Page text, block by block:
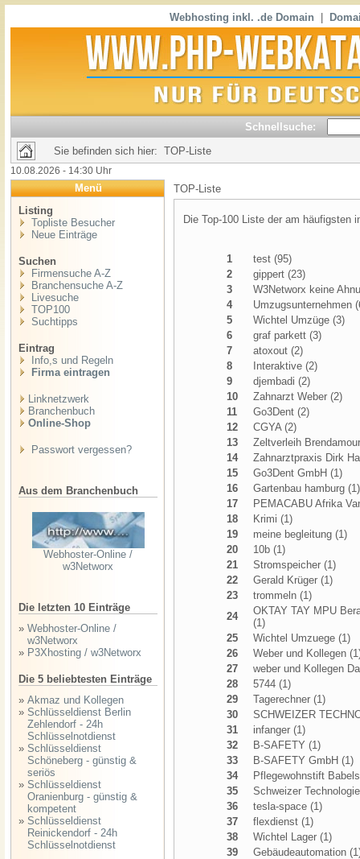
Webhosting inkl. .de Domain
Schnellsuche:
Sie befinden sich hier: TOP-Liste
10.08.2026 - 14:30 Uhr
Menü
Listing
Topliste Besucher
Neue Einträge
Suchen
Firmensuche A-Z
Branchensuche A-Z
Livesuche
TOP100
Suchtipps
Eintrag
Info,s und Regeln
Firma eintragen
Linknetzwerk
Branchenbuch
Online-Shop
Passwort vergessen?
Aus dem Branchenbuch
Webhoster-Online /
w3Networx
Die letzten 10 Einträge
» Webhoster-Online /
w3Networx
» P3Xhosting / w3Networx
Die 5 beliebtesten Einträge
» Akmaz und Kollegen
» Schlüsseldienst Berlin
Zehlendorf - 24h
Schlüsselnotdienst
» Schlüsseldienst
Schöneberg - günstig &
seriös
» Schlüsseldienst
Oranienburg - günstig &
kompetent
» Schlüsseldienst
Reinickendorf - 24h
Schlüsselnotdienst
TOP-Liste
Die Top-100 Liste der am häufigsten
1
test (95)
2
gippert (23)
3
W3Networx keine
4
Umzugsunternehmen
5
Wichtel Umzüge (3)
6
graf parkett (3)
7
atoxout (2)
8
Interaktive (2)
9
djembadi (2)
10
Zahnarzt Weber (2)
11
Go3Dent (2)
12
CGYA (2)
13
Zeltverleih
14
Zahnarztpraxis Dirk
15
Go3Dent GmbH (1)
16
Gartenbau hamburg (1)
17
PEMACABU Afrika
18
Krimi (1)
19
meine begleitung (1)
20
10b (1)
21
Stromspeicher (1)
22
Gerald Krüger (1)
23
trommeln (1)
24
OKTAY TAY MPU
(1)
25
Wichtel Umzuege (1)
26
Weber und Kollegen
27
weber und Kollegen
28
5744 (1)
29
Tagerechner (1)
30
SCHWEIZER
31
infanger (1)
32
B-SAFETY (1)
33
B-SAFETY GmbH (1)
34
Pflegewohnstift
35
Schweizer
36
tesla-space (1)
37
flexdienst (1)
38
Wichtel Lager (1)
39
Gebäudeautomation